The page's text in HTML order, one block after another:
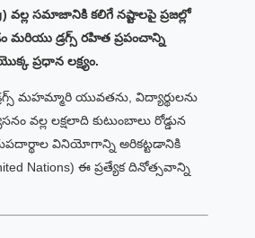
వల్ల సమాజానికి కలిగే నష్టాలపై ప్రజల్లో
మరియు డ్రగ్స్ రహిత ప్రపంచాన్ని
ప్రధాన లక్ష్యం.
మహమ్మారి యువతను, విద్యార్థులను
వల్ల లక్షలాది కుటుంబాలు రోడ్డున
వినియోగాన్ని అరికట్టడానికి
Nations) ఈ ప్రత్యేక దినోత్సవాన్ని